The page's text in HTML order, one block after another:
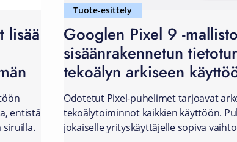
lisää
entistä
siruilla.
Tuote-esittely
Googlen Pixel 9 -
sisäänrakennetun
tekoälyn arkiseen
Odotetut Pixel-puhelimet tarjoavat
tekoälytoiminnot kaikkien käyttöön.
jokaiselle yrityskäyttäjelle sopiva